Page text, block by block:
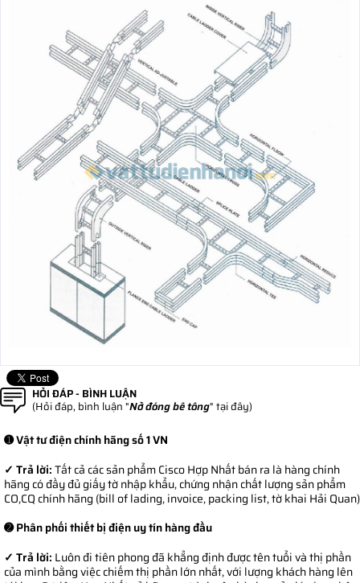
HỎI ĐÁP - BÌNH LUẬN
(Hỏi đáp, bình luận "Nở đóng bê tông" tại đây)
➊ Vật tư điện chính hãng số 1 VN
✓ Trả lời:Tất cả các sản phẩm Cisco Hợp Nhất bán ra là hàng chính
hãng có đầy đủ giấy tờ nhập khẩu, chứng nhận chất lượng sản phẩm
CO,CQ chính hãng (bill of lading, invoice, packing list, tờ khai Hải Quan)
➋ Phân phối thiết bị điện uy tín hàng đầu
✓ Trả lời: Luôn đi tiên phong đã khẳng định được tên tuổi và thị phần
của mình bằng việc chiếm thị phần lớn nhất, với lượng khách hàng lên